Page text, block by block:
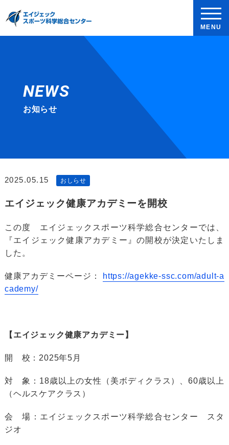
MENU
NEWS
お知らせ
2025.05.15 おしらせ
エイジェック健康アカデミーを開校
この度 エイジェックスポーツ科学総合センターでは、
『エイジェック健康アカデミー』の開校が決定いたしま
した。
健康アカデミーページ：
https://agekke-ssc.com/adult-a
cademy/
【エイジェック健康アカデミー】
開 校：2025年5月
対 象：18歳以上の女性（美ボディクラス）、60歳以上
（ヘルスケアクラス）
会 場：エイジェックスポーツ科学総合センター スタ
ジオ